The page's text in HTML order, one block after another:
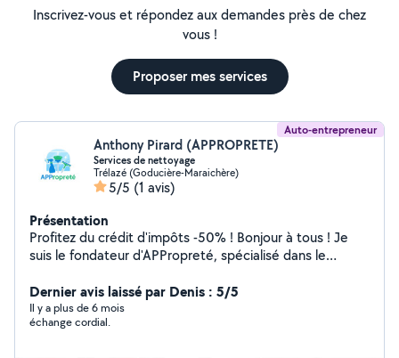
Inscrivez-vous et répondez aux demandes près de chez
vous !
Proposer mes services
Auto-entrepreneur
Anthony Pirard (APPROPRETE)
Services de nettoyage
Trélazé (Goducière-Maraichère)
5/5 (1 avis)
Présentation
Profitez du crédit d'impôts -50% ! Bonjour à tous ! Je
suis le fondateur d'APPropreté, spécialisé dans le
et ses environs. Je propose des services adaptés à vos
besoins : entretien réguliers, nettoyage de
vitres,nettoyage après travaux, terrasse / balcon,
Dernier avis laissé par Denis : 5/5
Il y a plus de 6 mois
échange cordial.